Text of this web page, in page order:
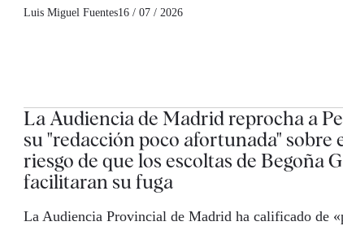
Luis Miguel Fuentes16 / 07 / 2026
La Audiencia de Madrid reprocha a
su "redacción poco afortunada" sobre
riesgo de que los escoltas de Begoña
facilitaran su fuga
La Audiencia Provincial de Madrid ha calificado de